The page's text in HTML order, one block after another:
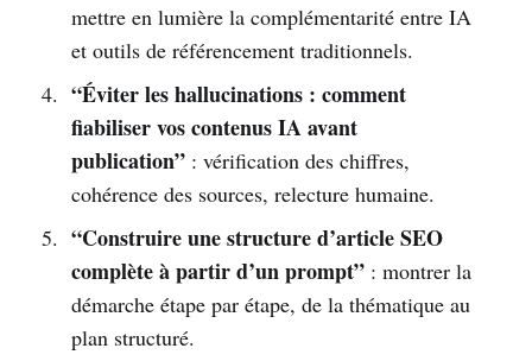
mettre en lumière la complémentarité entre IA
et outils de référencement traditionnels.
“Éviter les hallucinations : comment
fiabiliser vos contenus IA avant
publication”: vérification des chiffres,
cohérence des sources, relecture humaine.
“Construire une structure d’article SEO
complète à partir d’un prompt”: montrer la
démarche étape par étape, de la thématique au
plan structuré.